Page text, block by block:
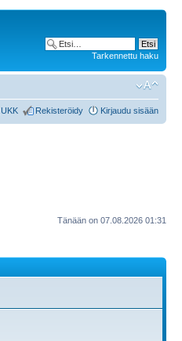
Tarkennettu haku
UKK Rekisteröidy Kirjaudu sisään
Tänään on 07.08.2026 01:31